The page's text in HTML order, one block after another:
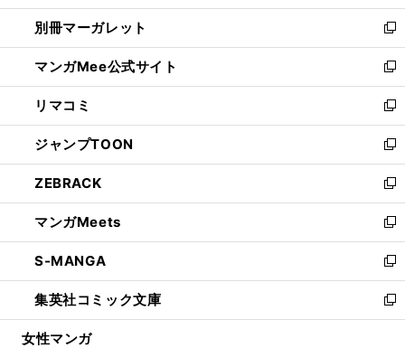
開
く
ウ
で
開
く
ウ
ィ
ン
ド
ウ
で
開
く
し
い
ウ
ィ
ン
ド
ウ
で
開
く
別冊マーガレット
新
し
い
ウ
ィ
ン
ド
ウ
で
開
く
マンガMee公式サイト
新
し
い
ウ
ィ
ン
ド
ウ
で
開
く
リマコミ
新
し
い
ウ
ィ
ン
ド
ウ
で
開
く
ジャンプTOON
新
し
い
ウ
ィ
ン
ド
ウ
で
開
ZEBRACK
新
し
い
ウ
ィ
ン
ド
ウ
マンガMeets
新
し
い
ウ
ィ
ン
S-MANGA
新
し
い
ウ
集英社コミック文庫
新
し
女性マンガ